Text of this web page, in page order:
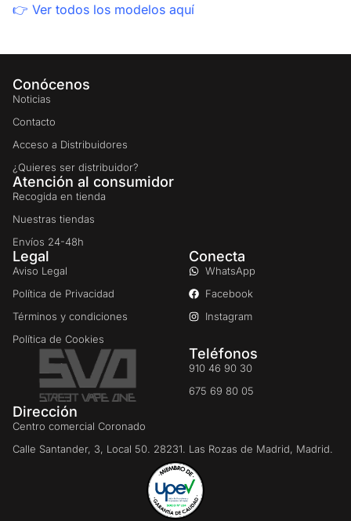
👉 Ver todos los modelos aquí
Conócenos
Noticias
Contacto
Acceso a Distribuidores
¿Quieres ser distribuidor?
Atención al consumidor
Recogida en tienda
Nuestras tiendas
Envíos 24-48h
Legal
Aviso Legal
Política de Privacidad
Términos y condiciones
Política de Cookies
Conecta
WhatsApp
Facebook
Instagram
Teléfonos
910 46 90 30
675 69 80 05
Dirección
Centro comercial Coronado
Calle Santander, 3, Local 50. 28231. Las Rozas de Madrid, Madrid.